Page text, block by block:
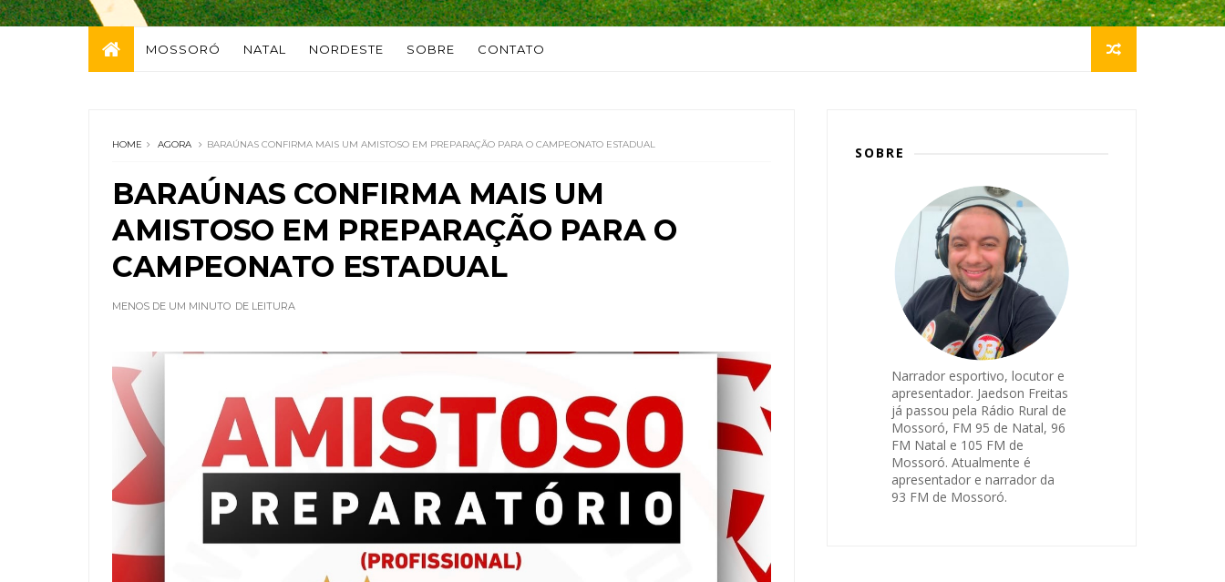
MOSSORÓ NATAL NORDESTE SOBRE CONTATO
HOME AGORA BARAÚNAS CONFIRMA MAIS UM AMISTOSO EM PREPARAÇÃO PARA O CAMPEONATO ESTADUAL
BARAÚNAS CONFIRMA MAIS UM
AMISTOSO EM PREPARAÇÃO PARA O
CAMPEONATO ESTADUAL
MENOS DE UM MINUTO DE LEITURA
SOBRE
Narrador esportivo, locutor e
apresentador. Jaedson Freitas
já passou pela Rádio Rural de
Mossoró, FM 95 de Natal, 96
FM Natal e 105 FM de
Mossoró. Atualmente é
apresentador e narrador da
93 FM de Mossoró.